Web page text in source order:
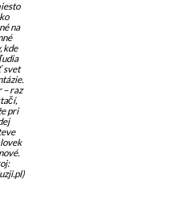
na
kde
svet
– raz
pri